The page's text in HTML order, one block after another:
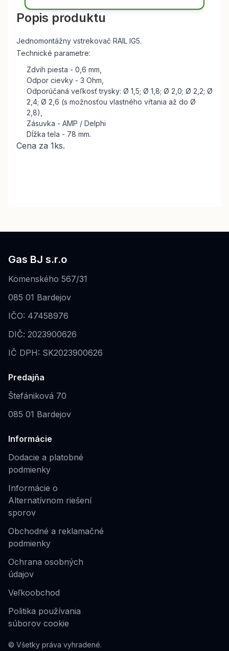
Popis produktu
Jednomontážny vstrekovač RAIL IG5.
Technické parametre:
Zdvih piesta - 0,6 mm,
Odpor cievky - 3 Ohm,
Odporúčaná veľkosť trysky: Ø 1,5; Ø 1,8; Ø 2,0; Ø 2,2; Ø
2,4; Ø 2,6 (s možnosťou vlastného vŕtania až do Ø
2,8),
Zásuvka - AMP / Delphi
Dĺžka tela - 78 mm.
Cena za 1ks.
Gas BJ s.r.o
Komenského 567/31
085 01 Bardejov
IČO: 47458976
DIČ: 2023900626
IČ DPH: SK2023900626
Predajňa
Štefániková 70
085 01 Bardejov
Informácie
Dodacie a platobné
podmienky
Informácie o
Alternatívnom riešení
sporov
Obchodné a reklamačné
podmienky
Ochrana osobných
údajov
Veľkoobchod
Politika používania
súborov cookie
© Všetky práva vyhradené.